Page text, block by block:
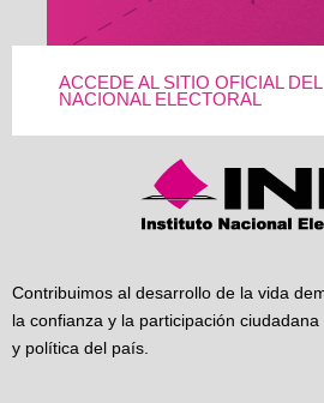
ACCEDE AL SITIO OFICIAL
NACIONAL ELECTORAL
Contribuimos al desarrollo de la vida
la confianza y la participación
y política del país.